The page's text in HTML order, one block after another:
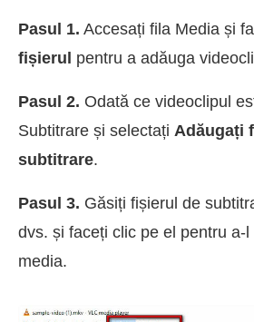
Pasul 1. Accesați fila Media și
fișierul pentru a adăuga
Pasul 2. Odată ce videoclipul
Subtitrare și selectați Adăugați
subtitrare.
Pasul 3. Găsiți fișierul de
dvs. și faceți clic pe el pentru a-l
media.